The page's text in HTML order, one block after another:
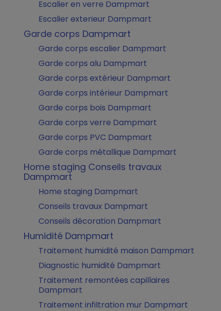
Escalier en verre Dampmart
Escalier exterieur Dampmart
Garde corps Dampmart
Garde corps escalier Dampmart
Garde corps alu Dampmart
Garde corps extérieur Dampmart
Garde corps intérieur Dampmart
Garde corps bois Dampmart
Garde corps verre Dampmart
Garde corps PVC Dampmart
Garde corps métallique Dampmart
Home staging Conseils travaux
Dampmart
Home staging Dampmart
Conseils travaux Dampmart
Conseils décoration Dampmart
Humidité Dampmart
Traitement humidité maison Dampmart
Diagnostic humidité Dampmart
Traitement remontées capillaires
Dampmart
Traitement infiltration mur Dampmart